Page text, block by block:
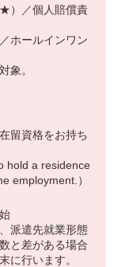
）／個人賠償責
ホールインワン
象。
留資格をお持ち
hold a residence
employment.）
派遣先就業形態
と差がある場合
に行います。